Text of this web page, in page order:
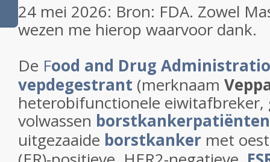
24 mei 2026: Bron: FDA. Zowel
wezen me hierop waarvoor dank.
De Food and Drug Administr
vepdegestrant (merknaam
heterobifunctionele eiwitafbreker,
volwassen borstkankerpatiënten
uitgezaaide borstkanker met